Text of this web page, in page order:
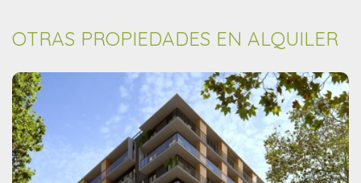
OTRAS PROPIEDADES EN ALQUILER